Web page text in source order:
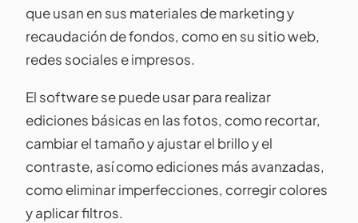
que usan en sus materiales de marketing y
recaudación de fondos, como en su sitio web,
redes sociales e impresos.
El software se puede usar para realizar
ediciones básicas en las fotos, como recortar,
cambiar el tamaño y ajustar el brillo y el
contraste, así como ediciones más avanzadas,
como eliminar imperfecciones, corregir colores
y aplicar filtros.